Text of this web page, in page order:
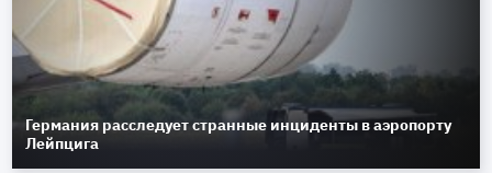
Германия расследует странные инциденты в аэропорту
Лейпцига